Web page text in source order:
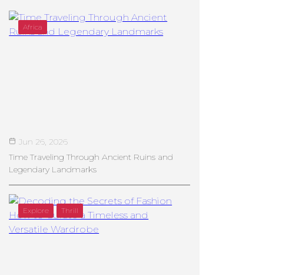
Africa
Jun 26, 2026
Time Traveling Through Ancient Ruins and
Legendary Landmarks
Explore Thrill